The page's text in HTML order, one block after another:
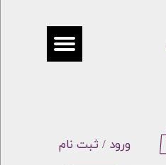
ورود / ثبت نام